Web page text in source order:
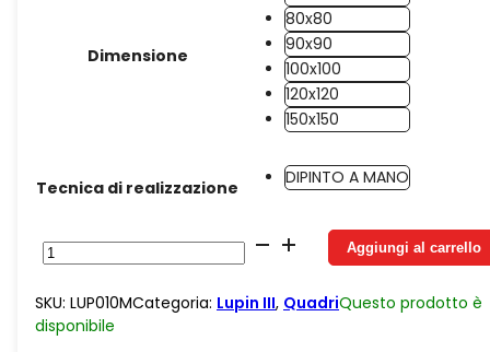
Dimensione
80x80
90x90
100x100
120x120
150x150
Tecnica di realizzazione DIPINTO A MANO
Jeans
Fujiko
Lupin
quantità
Aggiungi al carrello
SKU: LUP010MCategoria: Lupin III, QuadriQuesto prodotto è
disponibile